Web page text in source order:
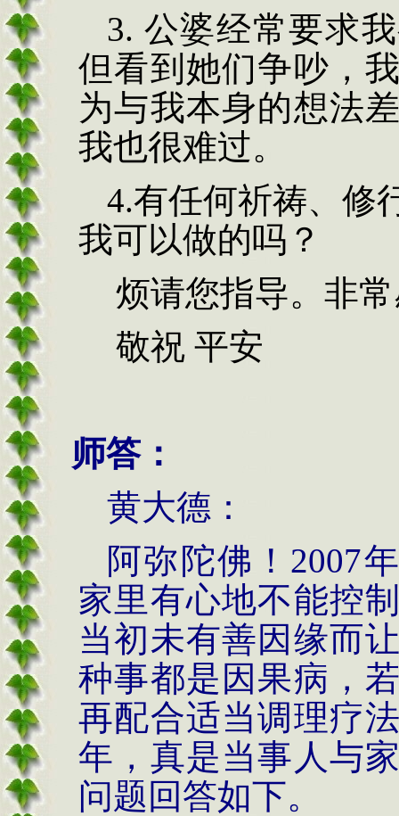
3. 公婆经常要求
但看到她们争吵，
为与我本身的想法
我也很难过。
4.有任何祈祷、修
我可以做的吗？
烦请您指导。非
敬祝 平安
师答：
黄大德：
阿弥陀佛！ 2007
家里有心地不能控
当初未有善因缘而
种事都是因果病，
再配合适当调理疗
年，真是当事人与
问题回答如下。